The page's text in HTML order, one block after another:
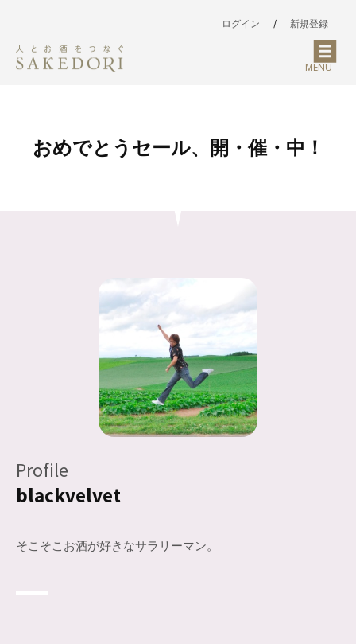
ログイン / 新規登録
MENU
おめでとうセール、開・催・中！
Profile
blackvelvet
そこそこお酒が好きなサラリーマン。